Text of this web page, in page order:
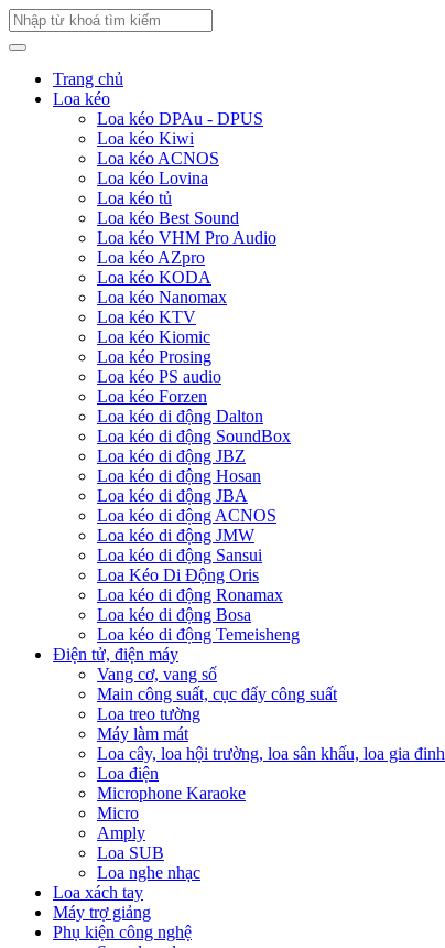
Trang chủ
Loa kéo
Loa kéo DPAu - DPUS
Loa kéo Kiwi
Loa kéo ACNOS
Loa kéo Lovina
Loa kéo tủ
Loa kéo Best Sound
Loa kéo VHM Pro Audio
Loa kéo AZpro
Loa kéo KODA
Loa kéo Nanomax
Loa kéo KTV
Loa kéo Kiomic
Loa kéo Prosing
Loa kéo PS audio
Loa kéo Forzen
Loa kéo di động Dalton
Loa kéo di động SoundBox
Loa kéo di động JBZ
Loa kéo di động Hosan
Loa kéo di động JBA
Loa kéo di động ACNOS
Loa kéo di động JMW
Loa kéo di động Sansui
Loa Kéo Di Động Oris
Loa kéo di động Ronamax
Loa kéo di động Bosa
Loa kéo di động Temeisheng
Điện tử, điện máy
Vang cơ, vang số
Main công suất, cục đẩy công suất
Loa treo tường
Máy làm mát
Loa cây, loa hội trường, loa sân khấu, loa gia đinh
Loa điện
Microphone Karaoke
Micro
Amply
Loa SUB
Loa nghe nhạc
Loa xách tay
Máy trợ giảng
Phụ kiện công nghệ